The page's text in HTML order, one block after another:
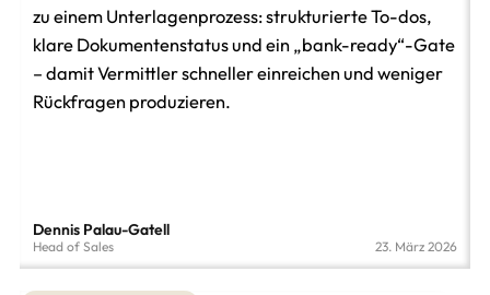
zu einem Unterlagenprozess: strukturierte To-dos,
klare Dokumentenstatus und ein „bank-ready“-Gate
– damit Vermittler schneller einreichen und weniger
Rückfragen produzieren.
Dennis Palau-Gatell
Head of Sales 23. März 2026